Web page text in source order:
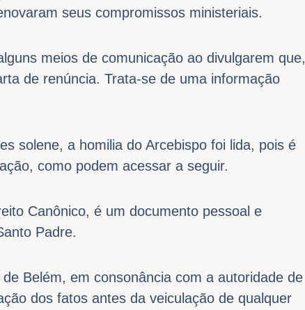
seus compromissos ministeriais.
meios de comunicação ao divulgarem que,
de renúncia. Trata-se de uma informação
solene, a homilia do Arcebispo foi lida, pois é
como podem acessar a seguir.
Canônico, é um documento pessoal e
Padre.
Belém, em consonância com a autoridade de
dos fatos antes da veiculação de qualquer